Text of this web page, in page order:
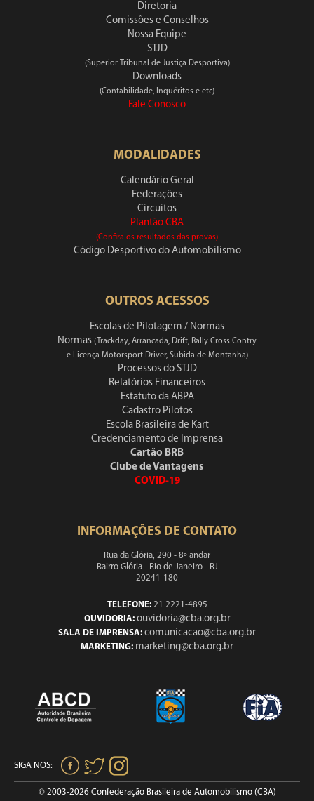
Diretoria
Comissões e Conselhos
Nossa Equipe
STJD
(Superior Tribunal de Justiça Desportiva)
Downloads
(Contabilidade, Inquéritos e etc)
Fale Conosco
MODALIDADES
Calendário Geral
Federações
Circuitos
Plantão CBA
(Confira os resultados das provas)
Código Desportivo do Automobilismo
OUTROS ACESSOS
Escolas de Pilotagem / Normas
Normas (Trackday, Arrancada, Drift, Rally Cross Contry
e Licença Motorsport Driver, Subida de Montanha)
Processos do STJD
Relatórios Financeiros
Estatuto da ABPA
Cadastro Pilotos
Escola Brasileira de Kart
Credenciamento de Imprensa
Cartão BRB
Clube de Vantagens
COVID-19
INFORMAÇÕES DE CONTATO
Rua da Glória, 290 - 8º andar
Bairro Glória - Rio de Janeiro - RJ
20241-180
TELEFONE:21 2221-4895
OUVIDORIA: ouvidoria@cba.org.br
SALA DE IMPRENSA: comunicacao@cba.org.br
MARKETING: marketing@cba.org.br
SIGA NOS:
© 2003-2026 Confederação Brasileira de Automobilismo (CBA)